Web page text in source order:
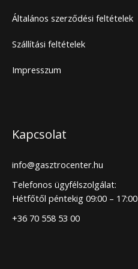
Általános szerződési feltételek
Szállítási feltételek
Impresszum
Kapcsolat
info@gasztrocenter.hu
Telefonos ügyfélszolgálat:
Hétfőtől péntekig 09:00 – 17:00
+36 70 558 53 00